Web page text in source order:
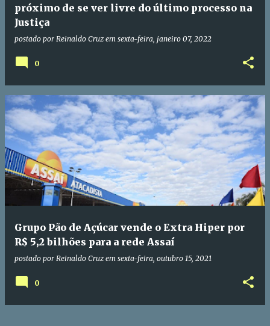
próximo de se ver livre do último processo na
Justiça
postado por Reinaldo Cruz em sexta-feira, janeiro 07, 2022
0
Grupo Pão de Açúcar vende o Extra Hiper por
R$ 5,2 bilhões para a rede Assaí
postado por Reinaldo Cruz em sexta-feira, outubro 15, 2021
0